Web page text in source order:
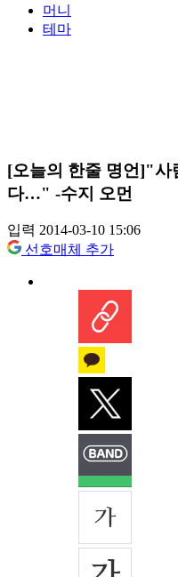
머니
테마
[오늘의 한줄 명언]"사
다…" -수지 오먼
입력 2014-03-10 15:06
선호매체 추가